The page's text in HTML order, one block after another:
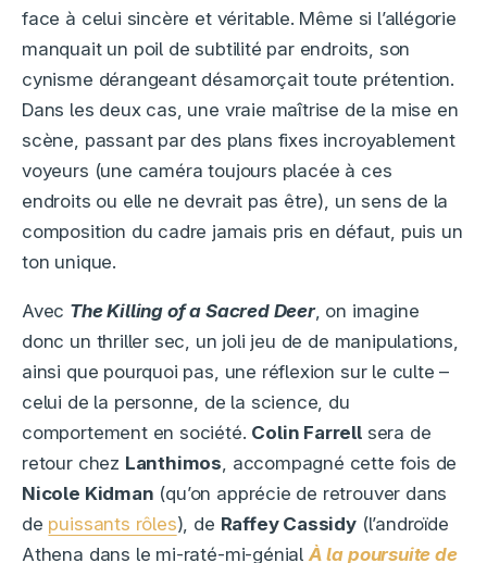
face à celui sincère et véritable. Même si l’allégorie
manquait un poil de subtilité par endroits, son
cynisme dérangeant désamorçait toute prétention.
Dans les deux cas, une vraie maîtrise de la mise en
scène, passant par des plans fixes incroyablement
voyeurs (une caméra toujours placée à ces
endroits ou elle ne devrait pas être), un sens de la
composition du cadre jamais pris en défaut, puis un
ton unique.
Avec The Killing of a Sacred Deer, on imagine
donc un thriller sec, un joli jeu de de manipulations,
ainsi que pourquoi pas, une réflexion sur le culte –
celui de la personne, de la science, du
comportement en société. Colin Farrellsera de
retour chez Lanthimos , accompagné cette fois de
Nicole Kidman (qu’on apprécie de retrouver dans
de puissants rôles), de Raffey Cassidy(l’androïde
Athena dans le mi-raté-mi-génial À la poursuite de